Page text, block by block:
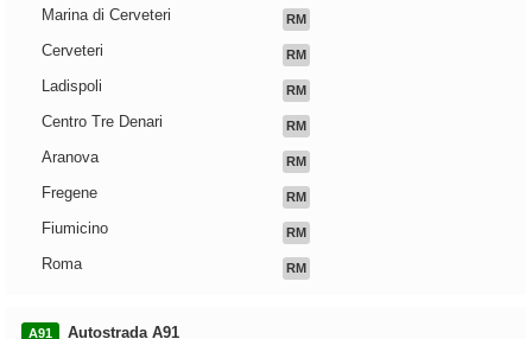
Marina di Cerveteri RM
Cerveteri RM
Ladispoli RM
Centro Tre Denari RM
Aranova RM
Fregene RM
Fiumicino RM
Roma RM
A91
Autostrada A91